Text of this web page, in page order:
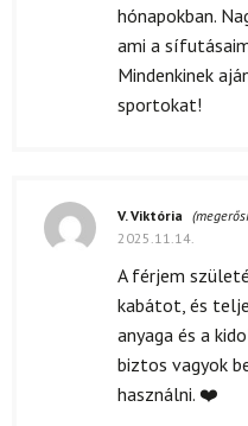
hónapokban.
ami a
Mindenkinek
sportokat!
V. Viktória
2025.11.14.
A férjem
kabátot, és
anyaga és a
biztos vagyok
használni. ❤️